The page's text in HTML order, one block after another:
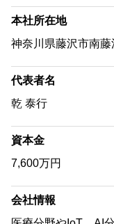
本社所在地
神奈川県藤沢市南
代表者名
乾 泰行
資本金
7,600万円
会社情報